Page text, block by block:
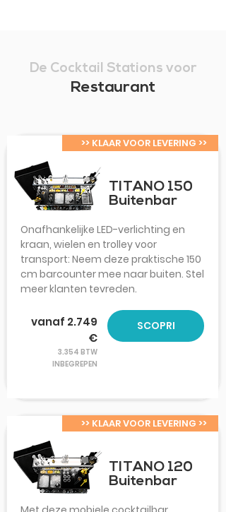
De Cocktail Stations voor
Restaurant
>> KLAAR VOOR LEVERING >>
TITANO 150
Buitenbar
Onafhankelijke LED-verlichting en
kraan, wielen en trolley voor
transport: Neem deze praktische 150
cm barcounter mee naar buiten. Stel
meer klanten tevreden.
vanaf 2.749
€
3.354 BTW
INBEGREPEN
SCOPRI
>> KLAAR VOOR LEVERING >>
TITANO 120
Buitenbar